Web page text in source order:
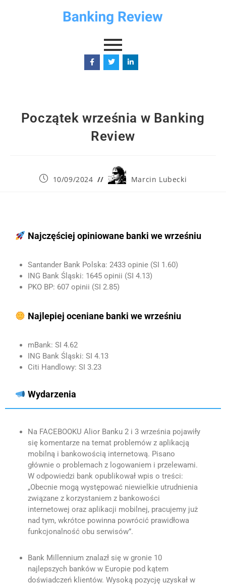
Początek września w Banking
Review
10/09/2024 Marcin Lubecki
Najczęściej opiniowane banki we wrześniu
Santander Bank Polska: 2433 opinie (SI 1.60)
ING Bank Śląski: 1645 opinii (SI 4.13)
PKO BP: 607 opinii (SI 2.85)
Najlepiej oceniane banki we wrześniu
mBank: SI 4.62
ING Bank Śląski: SI 4.13
Citi Handlowy: SI 3.23
Wydarzenia
Na FACEBOOKU Alior Banku 2 i 3 września pojawiły
się komentarze na temat problemów z aplikacją
mobilną i bankowością internetową. Pisano
głównie o problemach z logowaniem i przelewami.
W odpowiedzi bank opublikował wpis o treści:
„Obecnie mogą występować niewielkie utrudnienia
związane z korzystaniem z bankowości
internetowej oraz aplikacji mobilnej, pracujemy już
nad tym, wkrótce powinna powrócić prawidłowa
funkcjonalność obu serwisów”.
Bank Millennium znalazł się w gronie 10
najlepszych banków w Europie pod kątem
doświadczeń klientów. Wysoką pozycję uzyskał w